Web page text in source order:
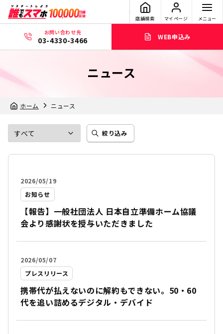
店舗検索 マイページ メニュー
お問い合わせ先
03-4330-3466 WEB申込み
ニュース
ホーム ニュース
絞り込み
2026/05/19
お知らせ
【報告】一般社団法人 日本自立準備ホーム協議
会より感謝状を授与いただきました
2026/05/07
プレスリリース
携帯代が払えないのに解約もできない。50・60
代を追い詰めるデジタル・デバイド